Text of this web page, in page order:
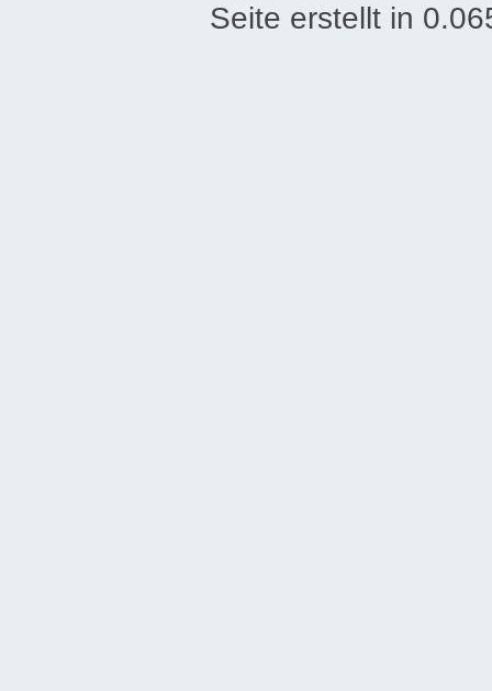
Seite erstellt in